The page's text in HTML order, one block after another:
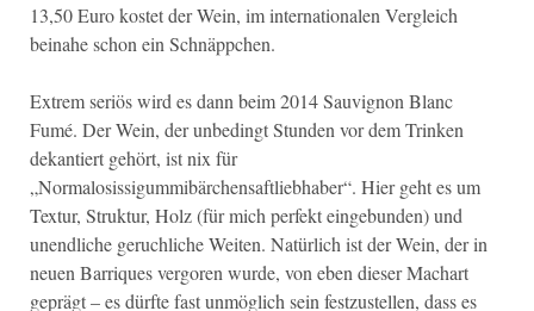
13,50 Euro kostet der Wein, im internationalen Vergleich
beinahe schon ein Schnäppchen.
Extrem seriös wird es dann beim 2014 Sauvignon Blanc
Fumé. Der Wein, der unbedingt Stunden vor dem Trinken
dekantiert gehört, ist nix für
„Normalosissigummibärchensaftliebhaber“. Hier geht es um
Textur, Struktur, Holz (für mich perfekt eingebunden) und
unendliche geruchliche Weiten. Natürlich ist der Wein, der in
neuen Barriques vergoren wurde, von eben dieser Machart
geprägt – es dürfte fast unmöglich sein festzustellen, dass es